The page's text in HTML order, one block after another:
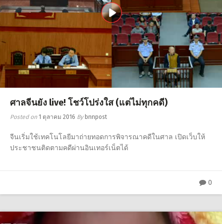
เทคโนโลยี
บานาน่ารีวิว
ศาลจีนยัง live! โชว์โปร่งใส (แต่ไม่ทุกคดี)
Posted on 1 ตุลาคม 2016 By bnnpost
จีนเริ่มใช้เทคโนโลยีมาถ่ายทอดการพิจารณาคดีในศาล เปิดเว็บให้
ประชาชนติดตามคดีผ่านอินเทอร์เน็ตได้
0